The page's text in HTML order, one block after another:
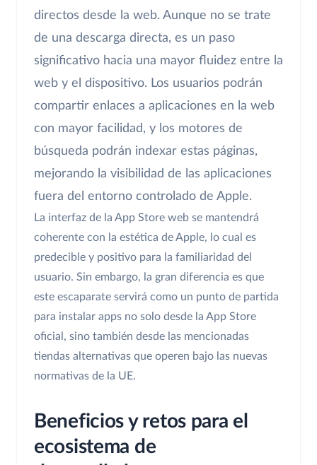
directos desde la web. Aunque no se trate
de una descarga directa, es un paso
significativo hacia una mayor fluidez entre la
web y el dispositivo. Los usuarios podrán
compartir enlaces a aplicaciones en la web
con mayor facilidad, y los motores de
búsqueda podrán indexar estas páginas,
mejorando la visibilidad de las aplicaciones
fuera del entorno controlado de Apple.
La interfaz de la App Store web se mantendrá
coherente con la estética de Apple, lo cual es
predecible y positivo para la familiaridad del
usuario. Sin embargo, la gran diferencia es que
este escaparate servirá como un punto de partida
para instalar apps no solo desde la App Store
oficial, sino también desde las mencionadas
tiendas alternativas que operen bajo las nuevas
normativas de la UE.
Beneficios y retos para el
ecosistema de